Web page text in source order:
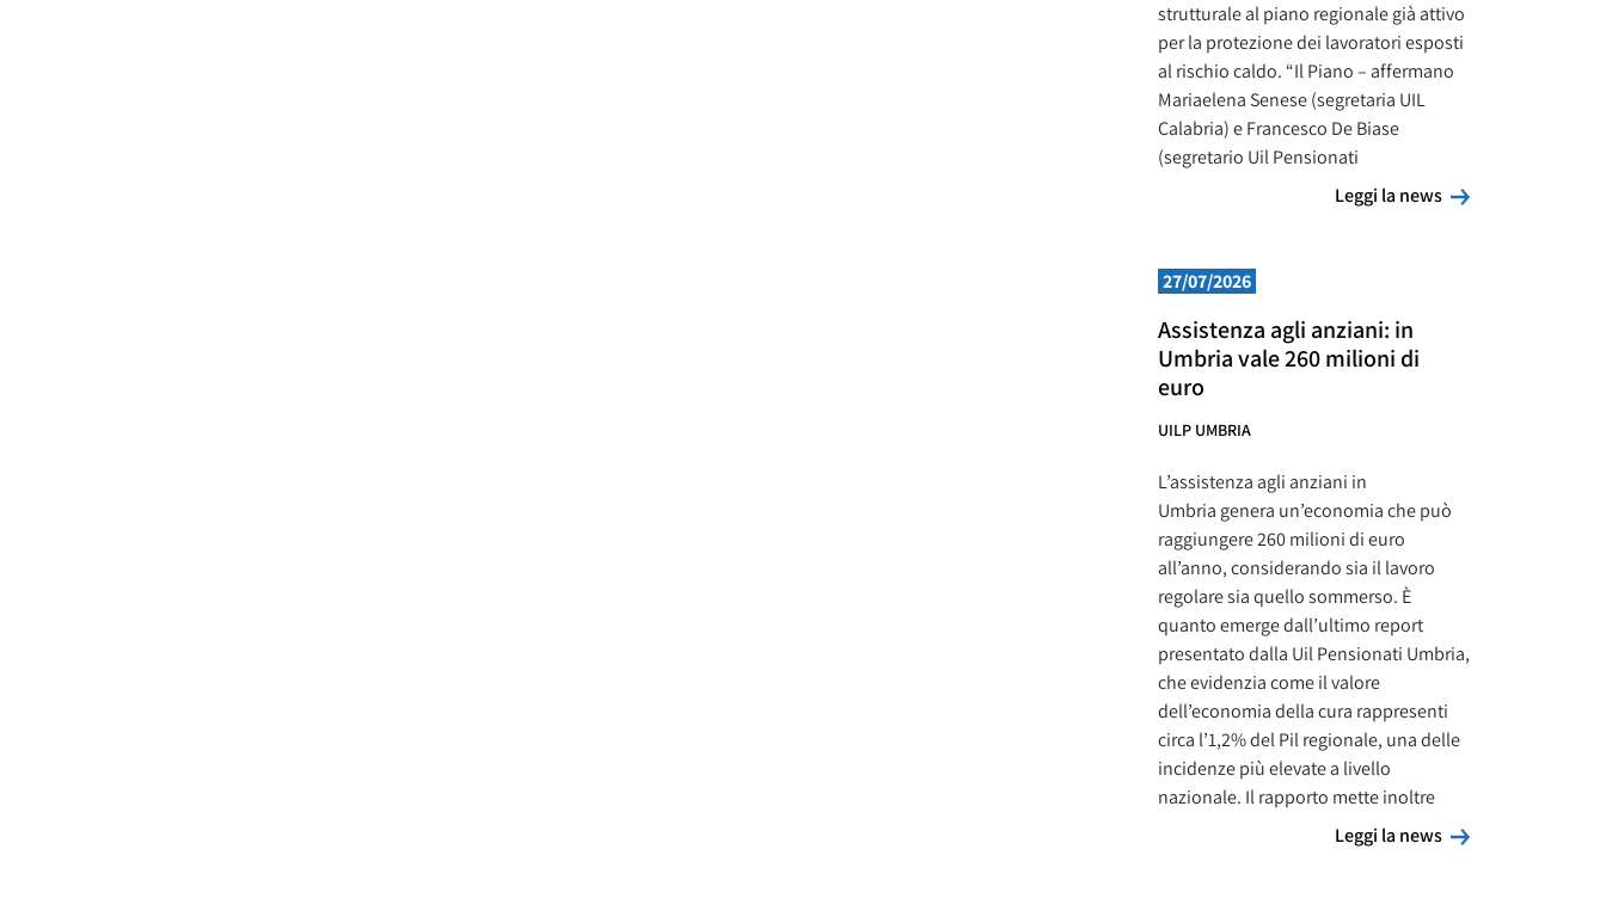
strutturale al piano regionale già attivo
per la protezione dei lavoratori esposti
al rischio caldo. “Il Piano – affermano
Mariaelena Senese (segretaria UIL
Calabria) e Francesco De Biase
(segretario Uil Pensionati
Leggi la news
Leggi la news
27/07/2026
Assistenza agli anziani: in
Umbria vale 260 milioni di
euro
UILP UMBRIA
L’assistenza agli anziani in
Umbria genera un’economia che può
raggiungere 260 milioni di euro
all’anno, considerando sia il lavoro
regolare sia quello sommerso. È
quanto emerge dall’ultimo report
presentato dalla Uil Pensionati Umbria,
che evidenzia come il valore
dell’economia della cura rappresenti
circa l’1,2% del Pil regionale, una delle
incidenze più elevate a livello
nazionale. Il rapporto mette inoltre
Leggi la news
Leggi la news